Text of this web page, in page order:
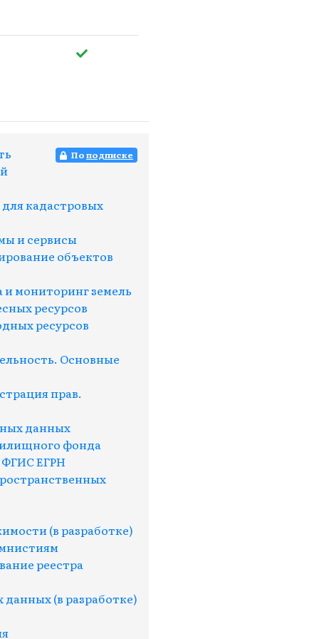
Поподписке
кадастровых
и сервисы
объектов
и мониторинг земель
ресурсов
ресурсов
Основные
прав.
данных
фонда
ФГИС ЕГРН
(в разработке)
реестра
(в разработке)